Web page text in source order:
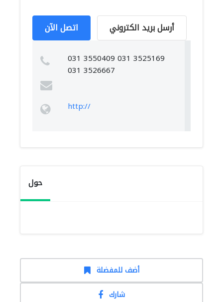
اتصل الآن أرسل بريد الكتروني
031 3550409 031 3525169
031 3526667
http://
حول
أضف للمفضلة
شارك